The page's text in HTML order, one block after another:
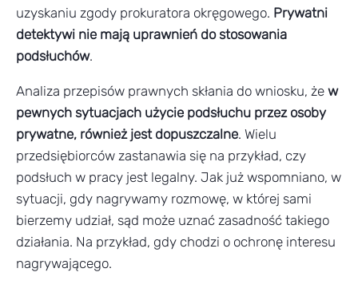
uzyskaniu zgody prokuratora okręgowego. Prywatni
detektywi nie mają uprawnień do stosowania
podsłuchów.
Analiza przepisów prawnych skłania do wniosku, że w
pewnych sytuacjach użycie podsłuchu przez osoby
prywatne, również jest dopuszczalne. Wielu
przedsiębiorców zastanawia się na przykład, czy
podsłuch w pracy jest legalny. Jak już wspomniano, w
sytuacji, gdy nagrywamy rozmowę, w której sami
bierzemy udział, sąd może uznać zasadność takiego
działania. Na przykład, gdy chodzi o ochronę interesu
nagrywającego.